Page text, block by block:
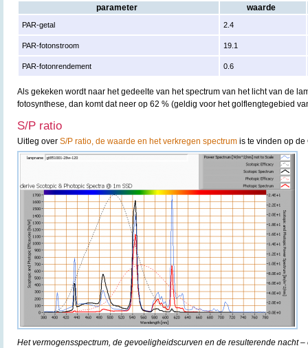
parameter waarde
PAR-getal 2.4
PAR-fotonstroom 19.1
PAR-fotonrendement 0.6
Als gekeken wordt naar het gedeelte van het spectrum van het licht van de
fotosynthese, dan komt dat neer op 62 % (geldig voor het golflengtegebied
S/P ratio
Uitleg over S/P ratio, de waarde en het verkregen spectrum is te vinden op de
Het vermogensspectrum, de gevoeligheidscurven en de resulterende nacht